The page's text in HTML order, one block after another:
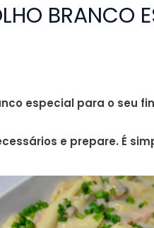
BRANCO
especial para o seu
e prepare. É